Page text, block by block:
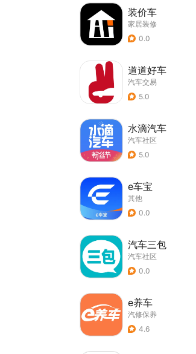
装价车
家居装修
0.0
道道好车
汽车交易
5.0
水滴汽车
汽车社区
5.0
e车宝
其他
0.0
汽车三包
汽车社区
0.0
e养车
汽修保养
4.6